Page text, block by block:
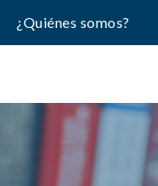
¿Quiénes somos?